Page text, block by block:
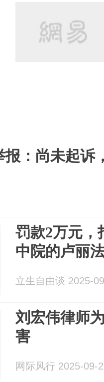
报：尚未起诉
罚款2万元，
中院的卢丽
立生自由谈 2025-
刘宏伟律师
害
网际风行 2025-09-